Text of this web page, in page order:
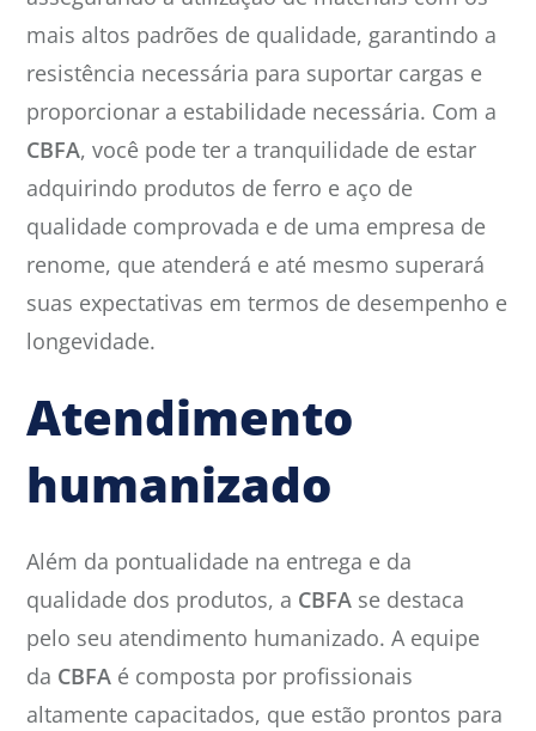
mais altos padrões de qualidade, garantindo a
resistência necessária para suportar cargas e
proporcionar a estabilidade necessária. Com a
CBFA, você pode ter a tranquilidade de estar
adquirindo produtos de ferro e aço de
qualidade comprovada e de uma empresa de
renome, que atenderá e até mesmo superará
suas expectativas em termos de desempenho e
longevidade.
Atendimento
humanizado
Além da pontualidade na entrega e da
qualidade dos produtos, a CBFA se destaca
pelo seu atendimento humanizado. A equipe
da CBFA é composta por profissionais
altamente capacitados, que estão prontos para